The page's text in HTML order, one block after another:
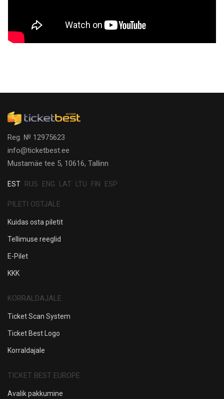
Reg. № 12975623
info@ticketbest.ee
Mustamäe tee 5, 10616, Tallinn
EST RUS ENG LAT LTU FIN ESP
PILETI OSTJALE
Kuidas osta piletit
Tellimuse reeglid
E-Pilet
KKK
KORRALDAJALE
Ticket Scan System
Ticket Best Logo
Korraldajale
TICKET BEST EUROPE
Avalik pakkumine